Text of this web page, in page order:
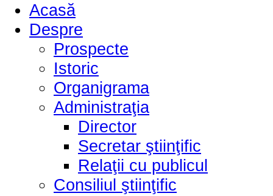
Acasă
Despre
Prospecte
Istoric
Organigrama
Administraţia
Director
Secretar ştiinţific
Relaţii cu publicul
Consiliul ştiinţific